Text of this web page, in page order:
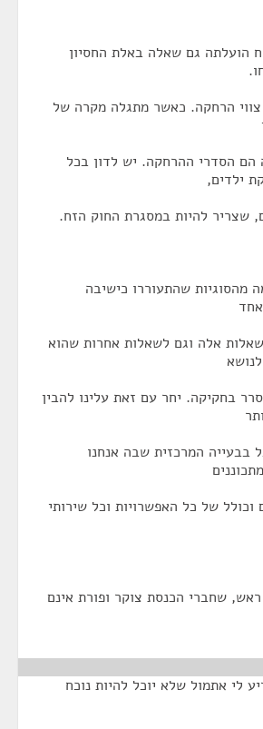
הועלתה גם שאלה באלת החסיון
צווי הרחקה. כאשר מתגלה מקרה של
הם הסדרי ההרחקה. יש לדון בכל
ילדים,
שצריר להיות במסגרת החוק הזח.
מהסוגיות שהתעוררו כישיבה
אלה וגם לשאלות אחרות שהוא
בחקיקה. יחר עם זאת עלינו להבין
בבעייה המרכזית שבה אנחנו
של כל האפשרויות וכל שירותי
ראש, שחברי הכנסת צוקר ופורת אינם
לי אתמול שלא יוכל להיות נוכח